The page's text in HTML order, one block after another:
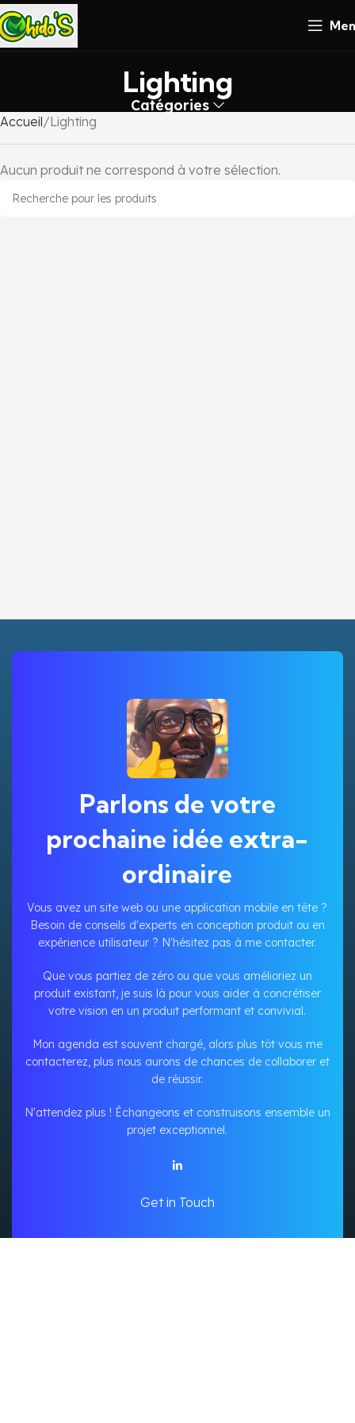
Lighting
Catégories
Accueil Lighting
Aucun produit ne correspond à votre sélection.
Parlons de votre
prochaine idée extra-
ordinaire
Vous avez un site web ou une application mobile en tête ?
Besoin de conseils d'experts en conception produit ou en
expérience utilisateur ? N'hésitez pas à me contacter.
Que vous partiez de zéro ou que vous amélioriez un
produit existant, je suis là pour vous aider à concrétiser
votre vision en un produit performant et convivial.
Mon agenda est souvent chargé, alors plus tôt vous me
contacterez, plus nous aurons de chances de collaborer et
de réussir.
N'attendez plus ! Échangeons et construisons ensemble un
projet exceptionnel.
Get in Touch